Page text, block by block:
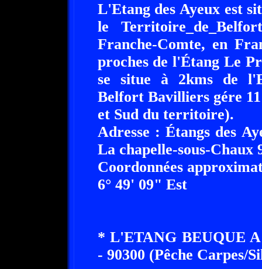
L'Etang des Ayeux est
le
Franche-Comte, en
proches de l'Étang Le
se situe à 2kms de
Belfort Bavilliers gére
et Sud du territoire).
Adresse : Étangs des
La chapelle-sous-Chaux
Coordonnées
6° 49' 09" Est
* L'ETANG BEUQUE
- 90300 (Pêche Carpes/